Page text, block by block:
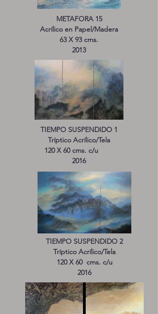
METAFORA 15
Acrílico en Papel/Madera
63 X 93 cms.
2013
TIEMPO SUSPENDIDO 1
Tríptico Acrílico/Tela
120 X 60 cms. c/u
2016
TIEMPO SUSPENDIDO 2
Tríptico Acrílico/Tela
120 X 60 cms. c/u
2016